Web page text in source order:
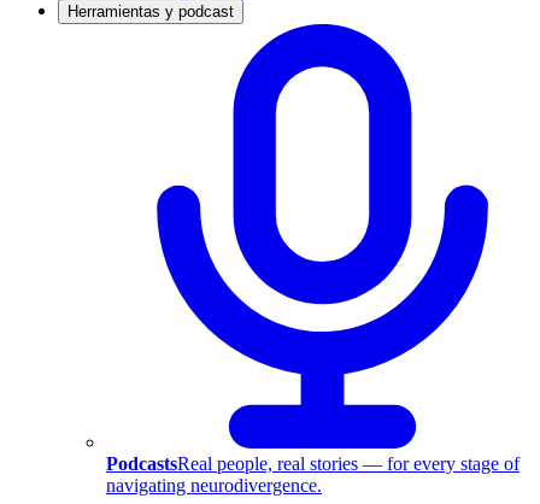
Herramientas y podcast
PodcastsReal people, real stories — for every stage of
navigating neurodivergence.